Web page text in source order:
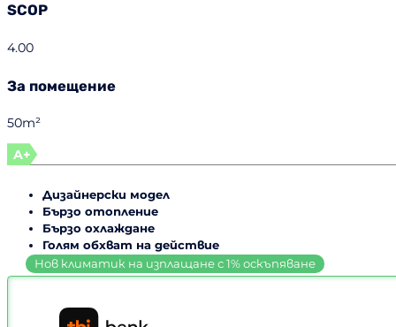
SCOP
4.00
За помещение
50m²
A+
Дизайнерски модел
Бързо отопление
Бързо охлаждане
Голям обхват на действие